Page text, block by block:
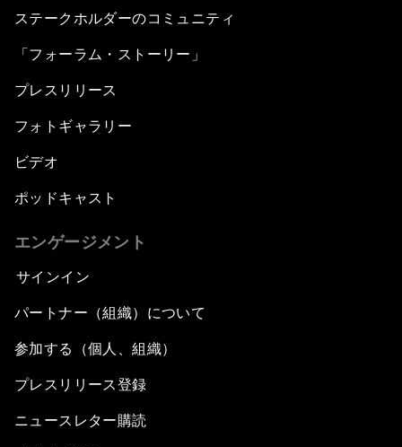
ステークホルダーのコミュニティ
「フォーラム・ストーリー」
プレスリリース
フォトギャラリー
ビデオ
ポッドキャスト
エンゲージメント
サインイン
パートナー（組織）について
参加する（個人、組織）
プレスリリース登録
ニュースレター購読